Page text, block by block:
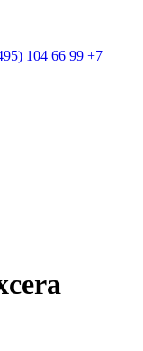
104 66 99 +7